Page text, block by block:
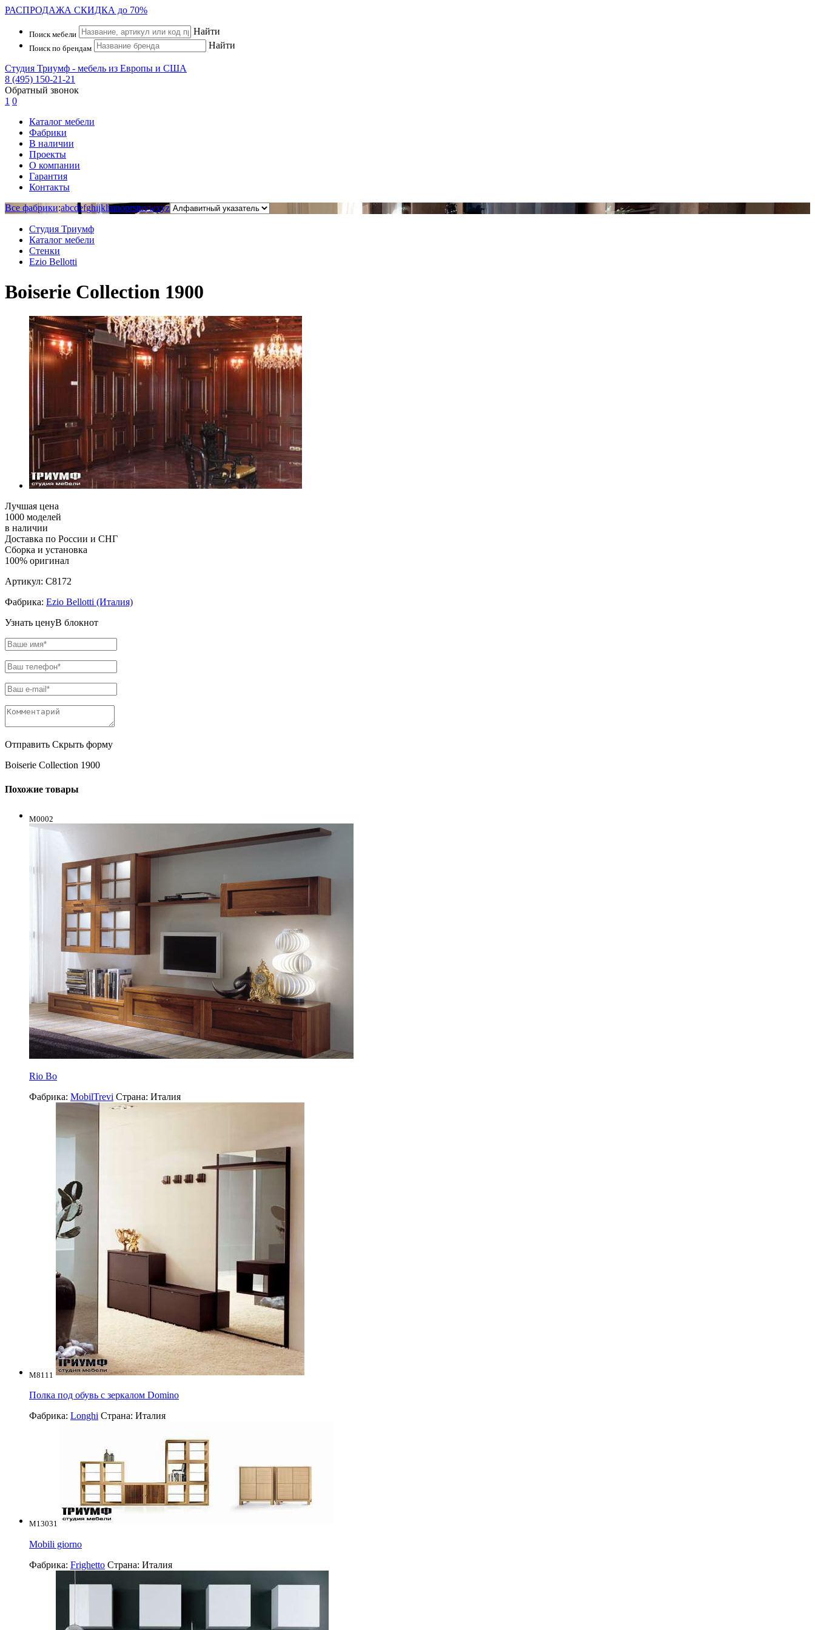
РАСПРОДАЖА СКИДКА до 70%
Поиск мебели Найти
Поиск по брендам Найти
Студия Триумф - мебель из Европы и США
8 (495) 150-21-21
Обратный звонок
1 0
Каталог мебели
Фабрики
В наличии
Проекты
О компании
Гарантия
Контакты
Все фабрики:abcdefghijklmnoprstuvwxyz
Студия Триумф
Каталог мебели
Стенки
Ezio Bellotti
Boiserie Collection 1900
Лучшая цена
1000 моделей
в наличии
Доставка по России и СНГ
Сборка и установка
100% оригинал
Артикул: C8172
Фабрика: Ezio Bellotti (Италия)
Узнать ценуВ блокнот
Отправить Скрыть форму
Boiserie Collection 1900
Похожие товары
M0002
Rio Bo
Фабрика: MobilTrevi Страна: Италия
M8111
Полка под обувь с зеркалом Domino
Фабрика: Longhi Страна: Италия
M13031
Mobili giorno
Фабрика: Frighetto Страна: Италия